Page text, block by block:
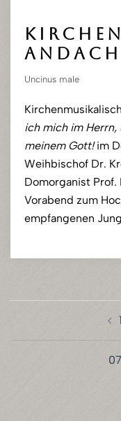
Uncinus male
ich mich im Herrn,
meinem Gott!im
Weihbischof Dr.
Domorganist Prof.
Vorabend zum
empfangenen